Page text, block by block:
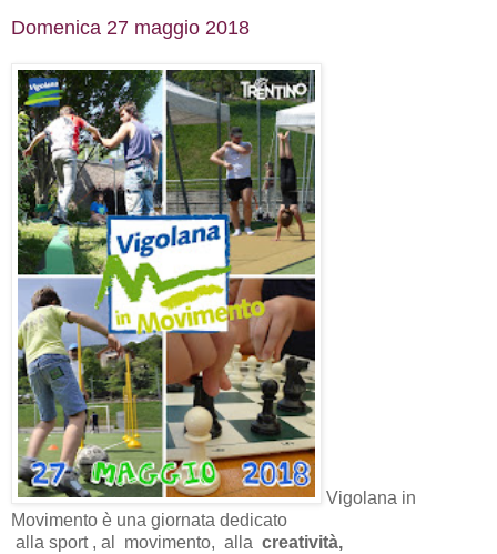
Domenica 27 maggio 2018
Vigolana in
Movimento è una giornata dedicato
alla sport , al movimento, alla creatività,